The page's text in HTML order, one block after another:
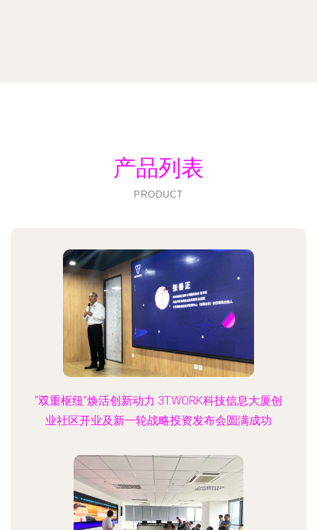
产品列表
PRODUCT
“双重枢纽”焕活创新动力 3T.WORK科技信息大厦创
业社区开业及新一轮战略投资发布会圆满成功